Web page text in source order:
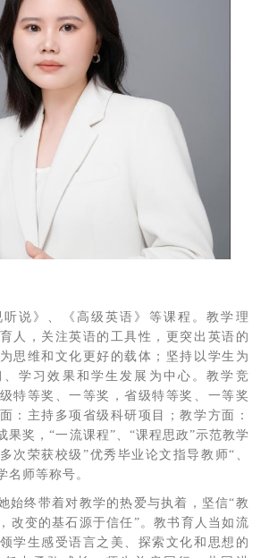
说》、《高级英语》等课程。教学理
人，关注英语的工具性，更突出英语的
思维和文化更好的载体；坚持以学生为
学习效果和学生发展为中心。教学竞
特等奖、一等奖，省级特等奖、一等奖
：主持多项省级科研项目；教学方面：
果奖，“一流课程”、“课程思政”示范教学
次荣获校级”优秀毕业论文指导教师“、
名师等称号。
始终带着对教学的热爱与执着，坚信“教
改变的基石源于信任”。教书育人当如流
学生感受语言之美、探索文化和思想的